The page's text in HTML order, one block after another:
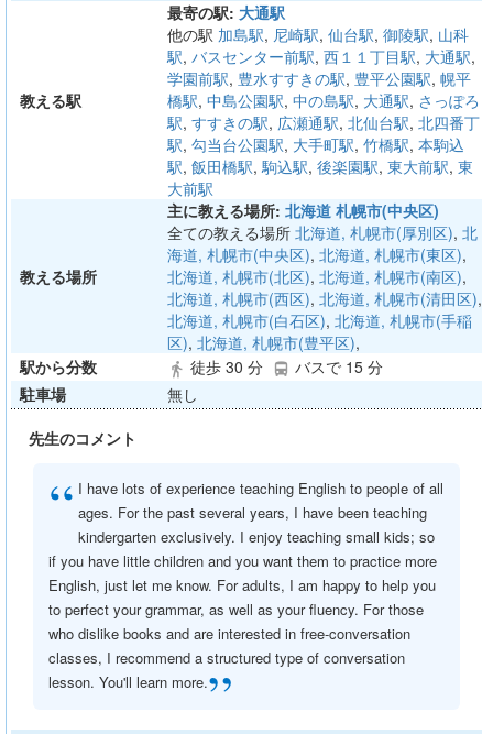
教える駅
最寄の駅: 大通駅
他の駅 加島駅, 尼崎駅, 仙台駅, 御陵駅, 山科
駅, バスセンター前駅, 西１１丁目駅, 大通駅,
学園前駅, 豊水すすきの駅, 豊平公園駅, 幌平
橋駅, 中島公園駅, 中の島駅, 大通駅, さっぽろ
駅, すすきの駅, 広瀬通駅, 北仙台駅, 北四番丁
駅, 勾当台公園駅, 大手町駅, 竹橋駅, 本駒込
駅, 飯田橋駅,駒込駅, 後楽園駅, 東大前駅, 東
大前駅
教える場所
主に教える場所: 北海道 札幌市(中央区)
全ての教える場所 北海道, 札幌市(厚別区), 北
海道, 札幌市(中央区), 北海道, 札幌市(東区),
北海道, 札幌市(北区), 北海道, 札幌市(南区),
北海道, 札幌市(西区), 北海道, 札幌市(清田区),
北海道, 札幌市(白石区), 北海道, 札幌市(手稲
区), 北海道, 札幌市(豊平区),
駅から分数
directions_walk 徒歩 30 分 directions_bus バスで 15 分
駐車場
無し
先生のコメント
“ I have lots of experience teaching English to people of all
ages. For the past several years, I have been teaching
kindergarten exclusively. I enjoy teaching small kids; so
if you have little children and you want them to practice more
English, just let me know. For adults, I am happy to help you
to perfect your grammar, as well as your fluency. For those
who dislike books and are interested in free-conversation
classes, I recommend a structured type of conversation
lesson. You'll learn more.”